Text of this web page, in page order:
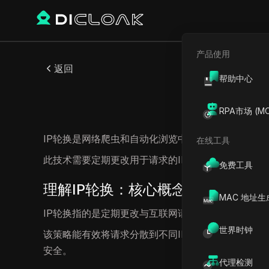
产品使用
帮助中心
RPA市场
在线工具
免费工具
MAC 地址生
世界时钟
代理检测
返回
IP轮换是网络爬虫和自动化浏览中用于规避检测并
此技术需要定期更改用于请求的IP地址。以下是对
理解IP轮换：核心概念解析
IP轮换指的是定期更改与互联网请求相关联的IP地
该策略能有效将请求分散到不同IP地址，增加网站
安全。